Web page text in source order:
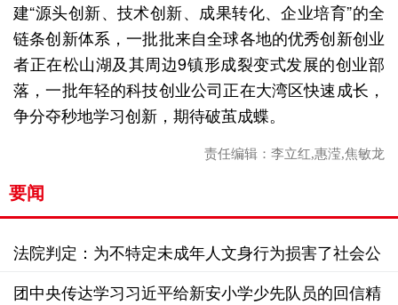
建“源头创新、技术创新、成果转化、企业培育”的全
链条创新体系，一批批来自全球各地的优秀创新创业
者正在松山湖及其周边9镇形成裂变式发展的创业部
落，一批年轻的科技创业公司正在大湾区快速成长，
争分夺秒地学习创新，期待破茧成蝶。
责任编辑：李立红,惠滢,焦敏龙
要闻
法院判定：为不特定未成年人文身行为损害了社会公
共利益
团中央传达学习习近平给新安小学少先队员的回信精